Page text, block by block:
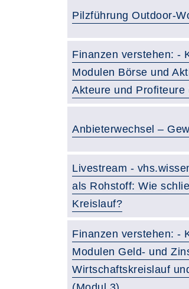
Pilzführung Outdoor-
Finanzen verstehen: -
Modulen Börse und
Akteure und Profiteure
Anbieterwechsel –
Livestream -
als Rohstoff: Wie
Kreislauf?
Finanzen verstehen: -
Modulen Geld- und
Wirtschaftskreislauf